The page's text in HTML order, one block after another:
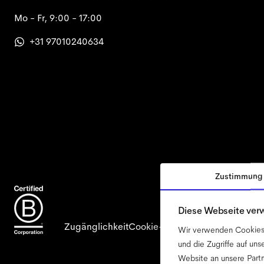
Zustimmung
Diese Webseite
Wir verwenden
und die Zugriffe auf
Website an unsere
Mo - Fr, 9:00 - 17:00
+31 97010240634
ZugänglichkeitCookie-RichtlinieImpressum